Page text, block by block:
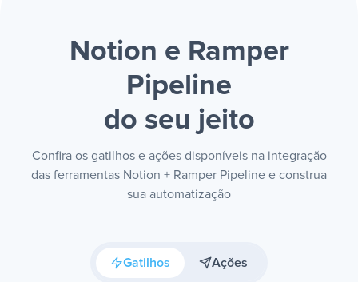
Notion e Ramper
Pipeline
do seu jeito
Confira os gatilhos e ações disponíveis na integração
das ferramentas Notion + Ramper Pipeline e construa
sua automatização
Gatilhos Ações